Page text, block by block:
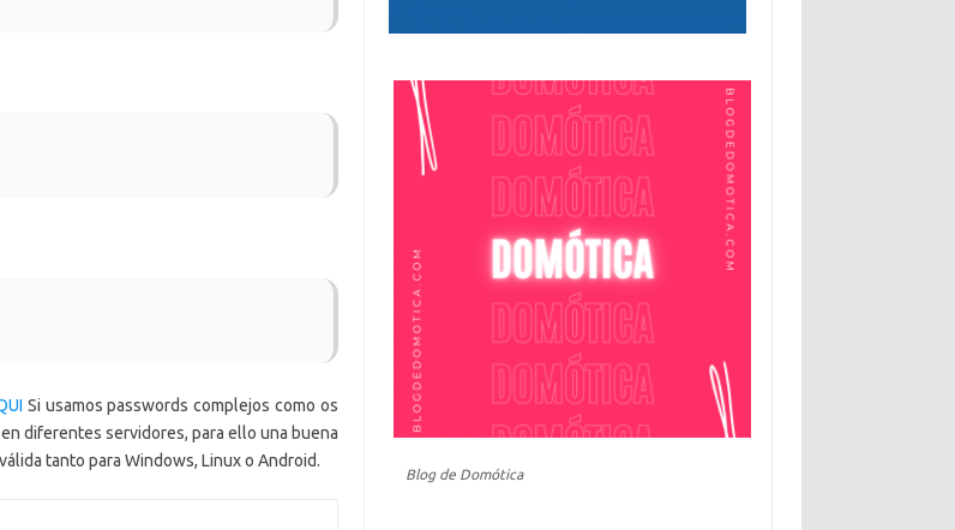
Si usamos passwords complejos como os
diferentes servidores, para ello una buena
válida tanto para Windows, Linux o Android.
Blog de Domótica